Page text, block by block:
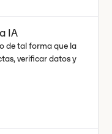
IA
de tal forma que la
verificar datos y